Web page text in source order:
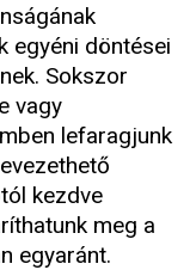
egyéni döntései
Sokszor
vagy
lefaragjunk
kezdve
meg a
egyaránt.